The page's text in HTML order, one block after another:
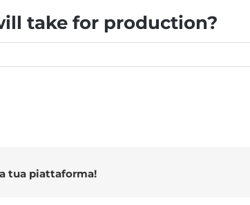
take for production?
tua piattaforma!